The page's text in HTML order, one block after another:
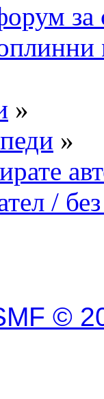
за
»
»
/
©